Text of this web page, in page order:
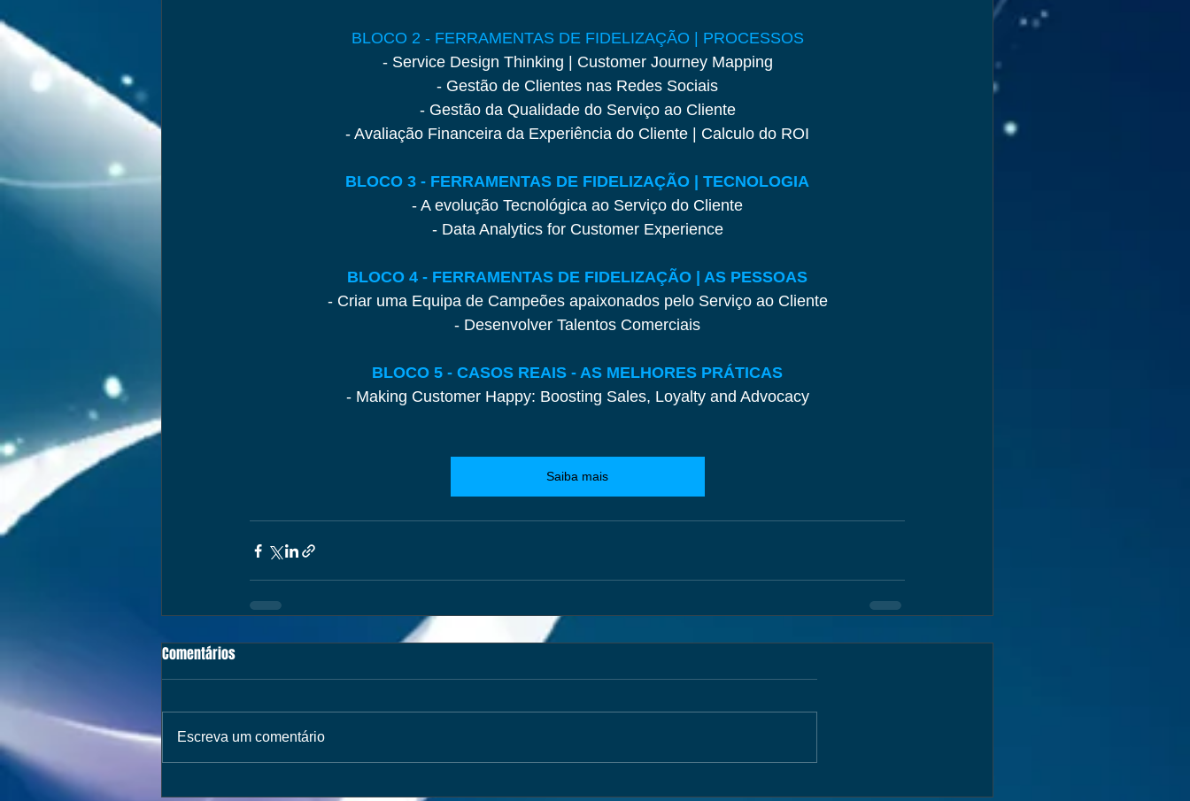
BLOCO 2 - FERRAMENTAS DE FIDELIZAÇÃO | PROCESSOS
- Service Design Thinking | Customer Journey Mapping
- Gestão de Clientes nas Redes Sociais
- Gestão da Qualidade do Serviço ao Cliente
- Avaliação Financeira da Experiência do Cliente | Calculo do ROI
BLOCO 3 - FERRAMENTAS DE FIDELIZAÇÃO | TECNOLOGIA
- A evolução Tecnológica ao Serviço do Cliente
- Data Analytics for Customer Experience
BLOCO 4 - FERRAMENTAS DE FIDELIZAÇÃO | AS PESSOAS
- Criar uma Equipa de Campeões apaixonados pelo Serviço ao Cliente
- Desenvolver Talentos Comerciais
BLOCO 5 - CASOS REAIS - AS MELHORES PRÁTICAS
- Making Customer Happy: Boosting Sales, Loyalty and Advocacy
Saiba mais
Comentários
Escreva um comentário